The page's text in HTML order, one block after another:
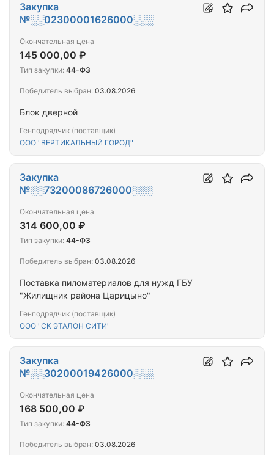
Блок дверной
Генподрядчик (поставщик)
ООО "ВЕРТИКАЛЬНЫЙ ГОРОД"
Закупка
№░░02300001626000░░░
Окончательная цена
145 000,00 ₽
Тип закупки: 44-ФЗ
Победитель выбран: 03.08.2026
Поставка пиломатериалов для нужд ГБУ
"Жилищник района Царицыно"
Генподрядчик (поставщик)
ООО "СК ЭТАЛОН СИТИ"
Закупка
№░░73200086726000░░░
Окончательная цена
314 600,00 ₽
Тип закупки: 44-ФЗ
Победитель выбран: 03.08.2026
Закупка
№░░30200019426000░░░
Окончательная цена
168 500,00 ₽
Тип закупки: 44-ФЗ
Победитель выбран: 03.08.2026